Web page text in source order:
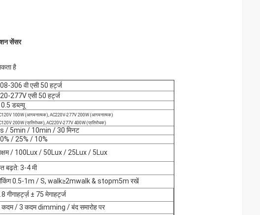
सेंसर
है
306 वी एसी 50 हर्ट्ज
277V एसी 50 हर्ट्ज
डब्ल्यू
100W (आगमनात्मक), AC220V-277V 200W (आगमनात्मक)
200W (प्रतिरोधक), AC220V-277V 400W (प्रतिरोधक)
/ 5min / 10min / 30 मिनट
/ 25% / 10%
/ 100Lux / 50Lux / 25Lux / 5Lux
बढ़ते: 3-4 मी
0.5-1m / S, walk≥2mwalk & stopm5m रखें
गीगाहर्ट्ज़ ± 75 मेगाहर्ट्ज
कदम / 3 कदम dimming / बंद समारोह पर